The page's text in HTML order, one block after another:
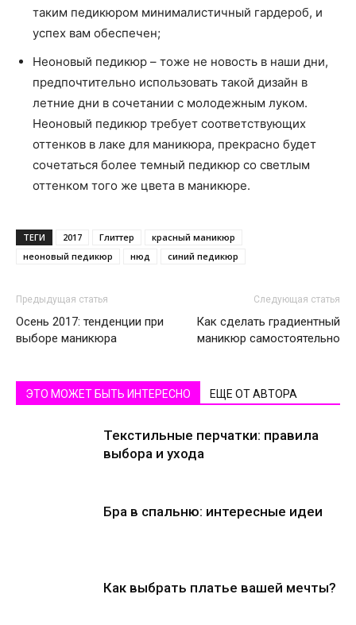
таким педикюром минималистичный гардероб, и
успех вам обеспечен;
Неоновый педикюр – тоже не новость в наши дни,
предпочтительно использовать такой дизайн в
летние дни в сочетании с молодежным луком.
Неоновый педикюр требует соответствующих
оттенков в лаке для маникюра, прекрасно будет
сочетаться более темный педикюр со светлым
оттенком того же цвета в маникюре.
ТЕГИ 2017 Глиттер
красный маникюр
неоновый педикюр
нюд синий педикюр
Предыдущая статья
Осень 2017: тенденции при
выборе маникюра
Следующая статья
Как сделать градиентный
маникюр самостоятельно
ЭТО МОЖЕТ БЫТЬ ИНТЕРЕСНО ЕЩЕ ОТ АВТОРА
Текстильные перчатки: правила
выбора и ухода
Бра в спальню: интересные идеи
Как выбрать платье вашей мечты?